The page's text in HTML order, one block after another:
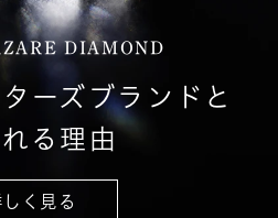
DIAMOND
ーズブランドと
る理由
しく見る